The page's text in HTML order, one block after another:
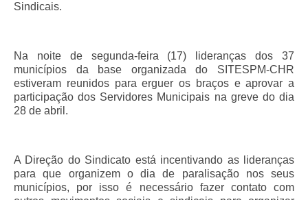
Sindicais.
Na noite de segunda-feira (17) lideranças dos 37
municípios da base organizada do SITESPM-CHR
estiveram reunidos para erguer os braços e aprovar a
participação dos Servidores Municipais na greve do dia
28 de abril.
A Direção do Sindicato está incentivando as lideranças
para que organizem o dia de paralisação nos seus
municípios, por isso é necessário fazer contato com